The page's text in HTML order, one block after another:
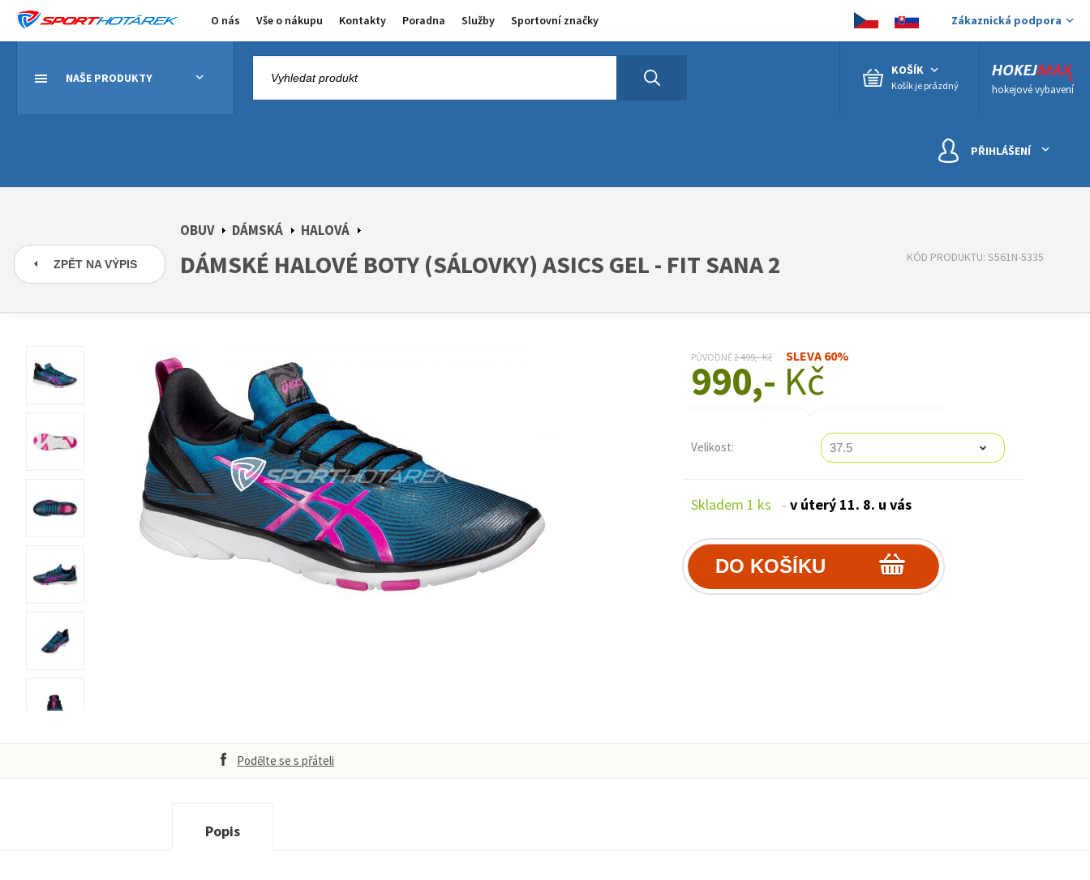
O nás Vše o nákupu Kontakty Poradna Služby Sportovní značky Zákaznická podpora
NAŠE PRODUKTY
hokejové vybavení
KOŠÍK
Košík je prázdný
PŘIHLÁŠENÍ
ZPĚT NA VÝPIS
OBUV DÁMSKÁ HALOVÁ
DÁMSKÉ HALOVÉ BOTY (SÁLOVKY) ASICS GEL - FIT SANA 2 KÓD PRODUKTU: S561N-5335
PŮVODNĚ2 499,- Kč SLEVA 60%
990,- Kč
Velikost:
Skladem 1 ks - v úterý 11. 8. u vás
Podělte se s přáteli
Popis